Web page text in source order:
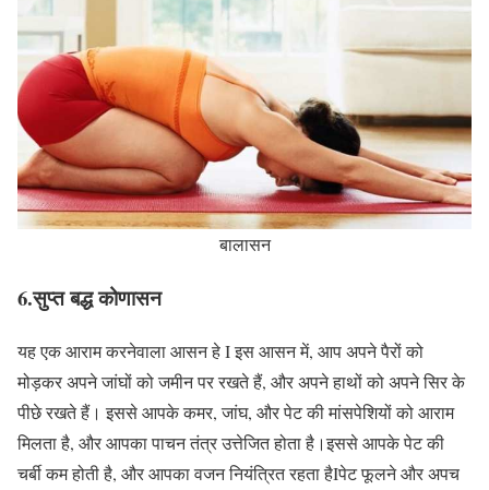
बालासन
6.सुप्त बद्ध कोणासन
यह एक आराम करनेवाला आसन हे I इस आसन में, आप अपने पैरों को
मोड़कर अपने जांघों को जमीन पर रखते हैं, और अपने हाथों को अपने सिर के
पीछे रखते हैं। इससे आपके कमर, जांघ, और पेट की मांसपेशियों को आराम
मिलता है, और आपका पाचन तंत्र उत्तेजित होता है।इससे आपके पेट की
चर्बी कम होती है, और आपका वजन नियंत्रित रहता हैIपेट फूलने और अपच